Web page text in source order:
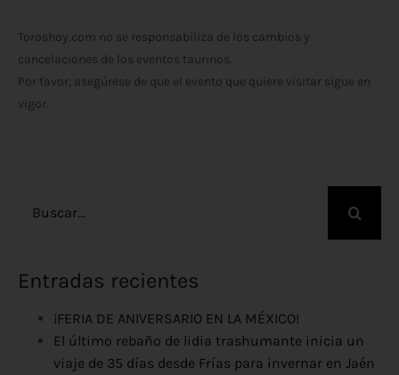
Toroshoy.com no se responsabiliza de los cambios y
cancelaciones de los eventos taurinos.
Por favor, asegúrese de que el evento que quiere visitar sigue en
vigor.
Entradas recientes
¡FERIA DE ANIVERSARIO EN LA MÉXICO!
El último rebaño de lidia trashumante inicia un
viaje de 35 días desde Frías para invernar en Jaén